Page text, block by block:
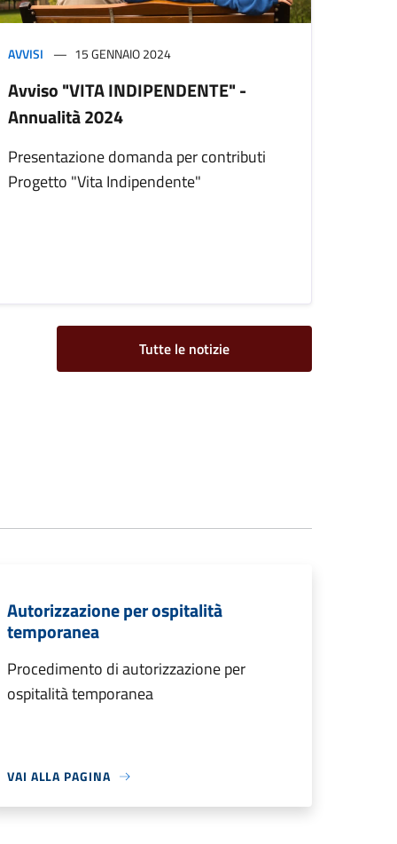
AVVISI 15 GENNAIO 2024
Avviso "VITA INDIPENDENTE" -
Annualità 2024
Presentazione domanda per contributi
Progetto "Vita Indipendente"
Tutte le notizie
Autorizzazione per ospitalità
temporanea
Procedimento di autorizzazione per
ospitalità temporanea
VAI ALLA PAGINA